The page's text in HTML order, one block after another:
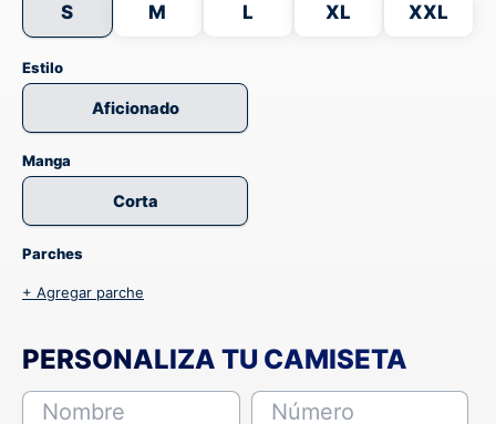
S M L XL XXL
Estilo
Aficionado
Manga
Corta
Parches
+ Agregar parche
PERSONALIZA TU CAMISETA
Nombre Número